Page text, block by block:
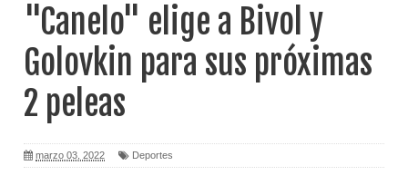
"Canelo" elige a Bivol y
Golovkin para sus próximas
2 peleas
marzo 03, 2022 Deportes